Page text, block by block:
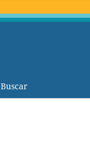
Buscar